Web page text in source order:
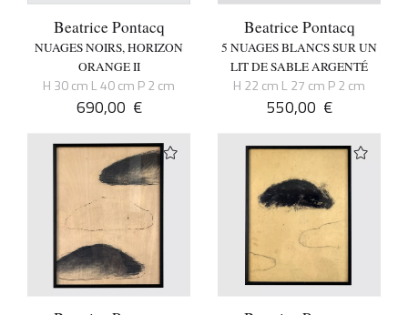
Beatrice Pontacq
NUAGES NOIRS, HORIZON
ORANGE II
H 30 cm L 40 cm P 2 cm
690,00 €
Beatrice Pontacq
5 NUAGES BLANCS SUR UN
LIT DE SABLE ARGENTÉ
H 22 cm L 27 cm P 2 cm
550,00 €